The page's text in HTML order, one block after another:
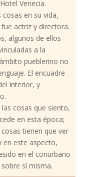
Venecia.
en su vida,
actriz y directora.
algunos de ellos
a la
pueblerino no
El encuadre
interior, y
cosas que siento,
en esta época;
tienen que ver
en este aspecto,
en el conurbano
sí misma.